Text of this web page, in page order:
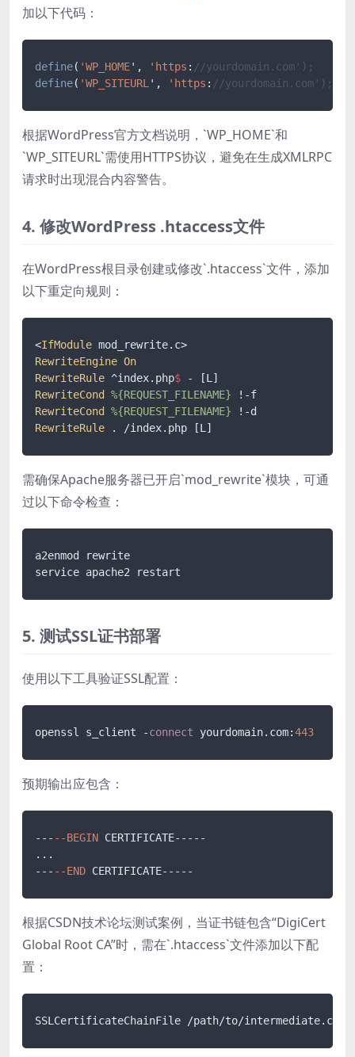
加以下代码：
define( 'WP_HOME', 'https : //yourdomain.com');
define( 'WP_SITEURL ', 'https : //yourdomain.com');
根据WordPress官方文档说明，`WP_HOME`和
`WP_SITEURL`需使用HTTPS协议，避免在生成XMLRPC
请求时出现混合内容警告。
4. 修改WordPress .htaccess文件
在WordPress根目录创建或修改`.htaccess`文件，添加
以下重定向规则：
<IfModule
RewriteEngine On
RewriteRule ^index.php$
RewriteCond
%{REQUEST_FILENAME}
RewriteCond
%{REQUEST_FILENAME}
RewriteRule
需确保Apache服务器已开启`mod_rewrite`模块，可通
过以下命令检查：
a2enmod rewrite
service apache2 restart
5. 测试SSL证书部署
使用以下工具验证SSL配置：
openssl s_client -connect yourdomain.com:443
预期输出应包含：
--- --BEGIN CERTIFICATE-----
...
--- --END
根据CSDN技术论坛测试案例，当证书链包含“DigiCert
Global Root CA”时，需在`.htaccess`文件添加以下配
置：
SSLCertificateChainFile /path/to/intermediate.crt